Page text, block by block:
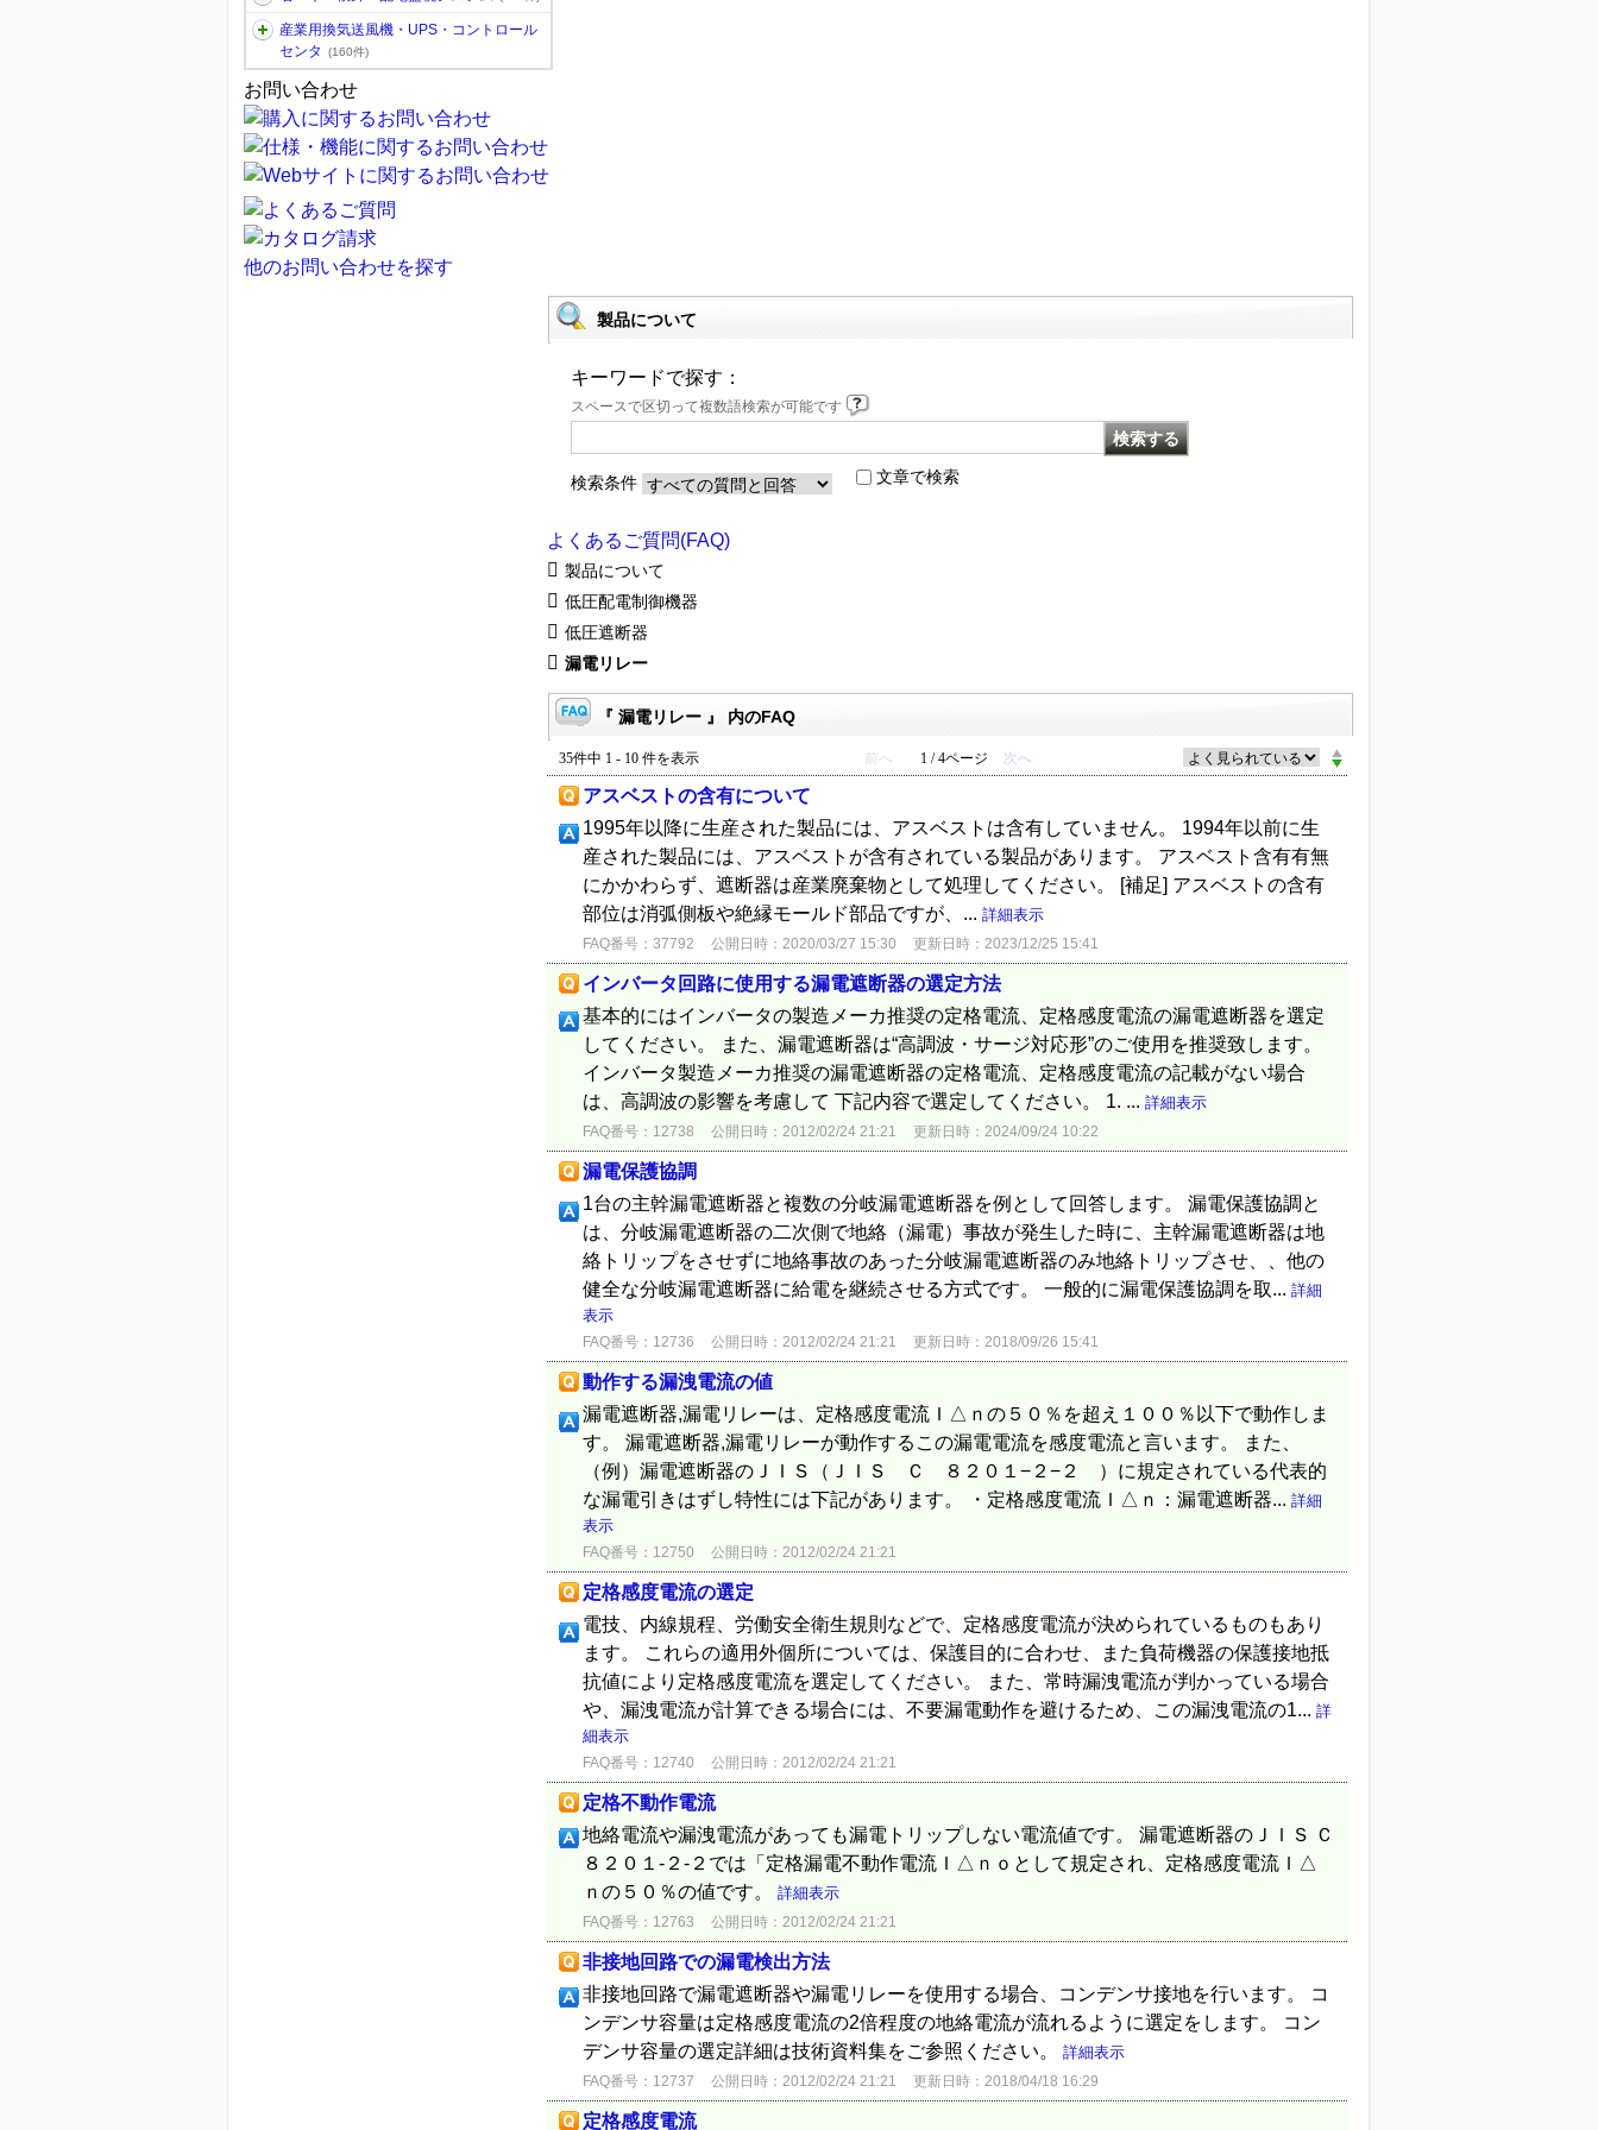
産業用換気送風機・UPS・コントロール
センタ
(160件)
お問い合わせ
他のお問い合わせを探す
製品について
キーワードで探す：
スペースで区切って複数語検索が可能です
検索条件 文章で検索
よくあるご質問(FAQ)
製品について
低圧配電制御機器
低圧遮断器
漏電リレー
『 漏電リレー 』 内のFAQ
35件中 1 - 10 件を表示 前へ 1 / 4ページ 次へ
アスベストの含有について
1995年以降に生産された製品には、アスベストは含有していません。 1994年以前に生
産された製品には、アスベストが含有されている製品があります。 アスベスト含有有無
にかかわらず、遮断器は産業廃棄物として処理してください。 [補足] アスベストの含有
部位は消弧側板や絶縁モールド部品ですが、... 詳細表示
FAQ番号：37792 公開日時：2020/03/27 15:30 更新日時：2023/12/25 15:41
インバータ回路に使用する漏電遮断器の選定方法
基本的にはインバータの製造メーカ推奨の定格電流、定格感度電流の漏電遮断器を選定
してください。 また、漏電遮断器は“高調波・サージ対応形”のご使用を推奨致します。
インバータ製造メーカ推奨の漏電遮断器の定格電流、定格感度電流の記載がない場合
は、高調波の影響を考慮して 下記内容で選定してください。 1. ... 詳細表示
FAQ番号：12738 公開日時：2012/02/24 21:21 更新日時：2024/09/24 10:22
漏電保護協調
1台の主幹漏電遮断器と複数の分岐漏電遮断器を例として回答します。 漏電保護協調と
は、分岐漏電遮断器の二次側で地絡（漏電）事故が発生した時に、主幹漏電遮断器は地
絡トリップをさせずに地絡事故のあった分岐漏電遮断器のみ地絡トリップさせ、、他の
健全な分岐漏電遮断器に給電を継続させる方式です。 一般的に漏電保護協調を取... 詳細
表示
FAQ番号：12736 公開日時：2012/02/24 21:21 更新日時：2018/09/26 15:41
動作する漏洩電流の値
漏電遮断器,漏電リレーは、定格感度電流Ｉ△ｎの５０％を超え１００％以下で動作しま
す。 漏電遮断器,漏電リレーが動作するこの漏電電流を感度電流と言います。 また、
（例）漏電遮断器のＪＩＳ（ＪＩＳ Ｃ ８２０１−２−２ ）に規定されている代表的
な漏電引きはずし特性には下記があります。 ・定格感度電流Ｉ△ｎ：漏電遮断器... 詳細
表示
FAQ番号：12750 公開日時：2012/02/24 21:21
定格感度電流の選定
電技、内線規程、労働安全衛生規則などで、定格感度電流が決められているものもあり
ます。 これらの適用外個所については、保護目的に合わせ、また負荷機器の保護接地抵
抗値により定格感度電流を選定してください。 また、常時漏洩電流が判かっている場合
や、漏洩電流が計算できる場合には、不要漏電動作を避けるため、この漏洩電流の1... 詳
細表示
FAQ番号：12740 公開日時：2012/02/24 21:21
定格不動作電流
地絡電流や漏洩電流があっても漏電トリップしない電流値です。 漏電遮断器のＪＩＳ Ｃ
８２０１-２-２では「定格漏電不動作電流Ｉ△ｎｏとして規定され、定格感度電流Ｉ△
ｎの５０％の値です。 詳細表示
FAQ番号：12763 公開日時：2012/02/24 21:21
非接地回路での漏電検出方法
非接地回路で漏電遮断器や漏電リレーを使用する場合、コンデンサ接地を行います。 コ
ンデンサ容量は定格感度電流の2倍程度の地絡電流が流れるように選定をします。 コン
デンサ容量の選定詳細は技術資料集をご参照ください。 詳細表示
FAQ番号：12737 公開日時：2012/02/24 21:21 更新日時：2018/04/18 16:29
定格感度電流